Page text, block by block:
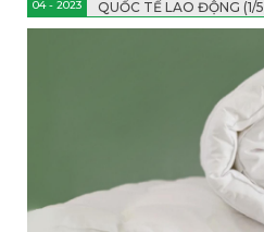
04 - 2023
QUỐC TẾ LAO ĐỘNG (1/